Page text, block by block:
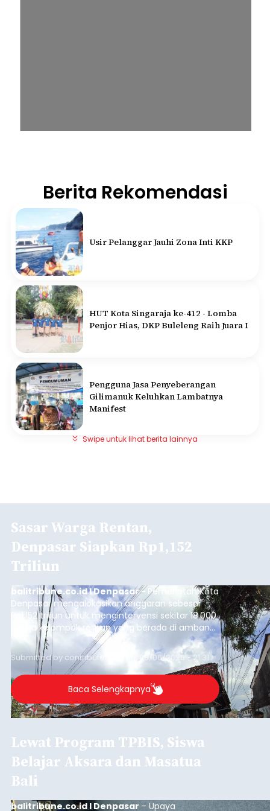
Berita Rekomendasi
Usir Pelanggar Jauhi Zona Inti KKP
HUT Kota Singaraja ke-412 - Lomba
Penjor Hias, DKP Buleleng Raih Juara I
Pengguna Jasa Penyeberangan
Gilimanuk Keluhkan Lambatnya
Manifest
Swipe untuk lihat berita lainnya
Sasar Warga Rentan,
Denpasar Siapkan Rp1,152
Triliun
balitribune.co.id I Denpasar - Pemerintah Kota
Denpasar mengalokasikan anggaran sebesar
Rp1,152 triliun untuk mengintervensi sekitar 18.000
warga kelompok rentan yang berada di ambang
garis kemiskinan. Langkah strategis ini diambil
guna menjaga masyarakat yang berada pada
kelompok desil 5 dan 6 tersebut agar tidak
merosot ke kategori miskin.
Submitted by contributor Thu, 08/06/2026 - 21:31
Baca Selengkapnya
Lewat Program TPBIS, Siswa
Belajar Aksara dan Masatua
Bali
balitribune.co.id I Denpasar – Upaya